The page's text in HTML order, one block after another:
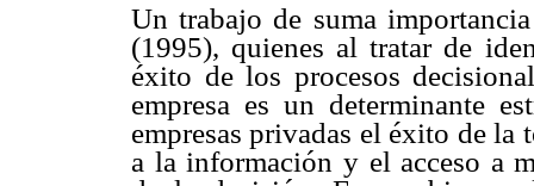
Un trabajo de suma
(1995), quienes al tratar de
éxito de los procesos
empresa es un determinante
empresas privadas el éxito de la
a la información y el acceso a